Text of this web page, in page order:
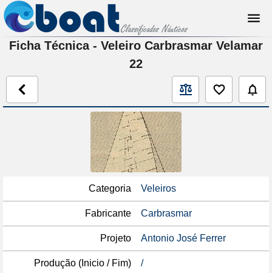
Ficha Técnica - Veleiro Carbrasmar Velamar
22
Categoria Veleiros
Fabricante Carbrasmar
Projeto Antonio José Ferrer
Produção (Inicio / Fim) /